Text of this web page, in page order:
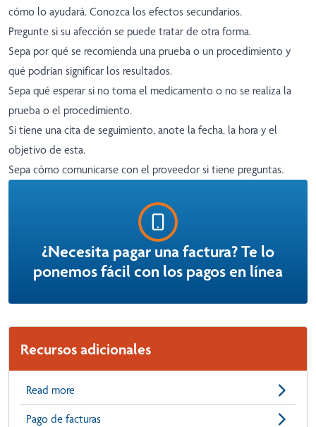
cómo lo ayudará. Conozca los efectos secundarios.
Pregunte si su afección se puede tratar de otra forma.
Sepa por qué se recomienda una prueba o un procedimiento y
qué podrían significar los resultados.
Sepa qué esperar si no toma el medicamento o no se realiza la
prueba o el procedimiento.
Si tiene una cita de seguimiento, anote la fecha, la hora y el
objetivo de esta.
Sepa cómo comunicarse con el proveedor si tiene preguntas.
¿Necesita pagar una factura? Te lo
ponemos fácil con los pagos en línea
Recursos adicionales
Read more
Pago de facturas